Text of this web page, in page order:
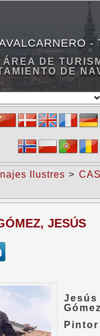
-
ÁREA DE
DE
Ilustres >
JESÚS
Jesús
Gómez
Pintor